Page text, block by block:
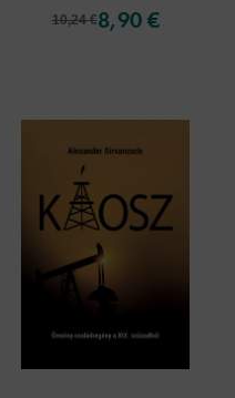
10,24 €8,90 €